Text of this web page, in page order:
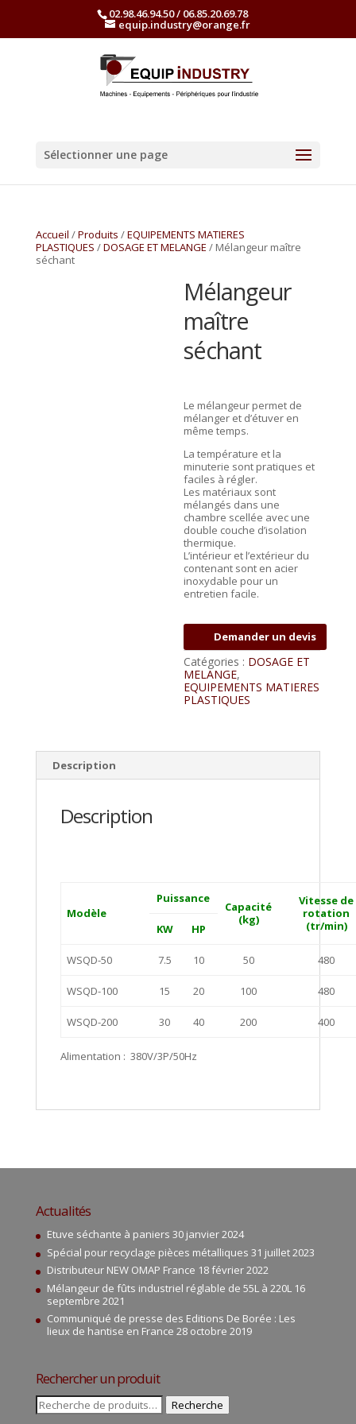
02.98.46.94.50 / 06.85.20.69.78
equip.industry@orange.fr
Sélectionner une page
Accueil /Produits /EQUIPEMENTS MATIERES
PLASTIQUES /DOSAGE ET MELANGE / Mélangeur maître
séchant
Mélangeur
maître
séchant
Le mélangeur permet de
mélanger et d’étuver en
même temps.
La température et la
minuterie sont pratiques et
faciles à régler.
Les matériaux sont
mélangés dans une
chambre scellée avec une
double couche d’isolation
thermique.
L’intérieur et l’extérieur du
contenant sont en acier
inoxydable pour un
entretien facile.
Demander un devis
Catégories : DOSAGE ET
MELANGE,
EQUIPEMENTS MATIERES
PLASTIQUES
Description
Description
Modèle
Puissance
Capacité
(kg)
Vitesse de
rotation
(tr/min)
KW HP
WSQD-50 7.5 10 50 480
WSQD-100 15 20 100 480
WSQD-200 30 40 200 400
Alimentation : 380V/3P/50Hz
Actualités
Etuve séchante à paniers 30 janvier 2024
Spécial pour recyclage pièces métalliques 31 juillet 2023
Distributeur NEW OMAP France 18 février 2022
Mélangeur de fûts industriel réglable de 55L à 220L 16
septembre 2021
Communiqué de presse des Editions De Borée : Les
lieux de hantise en France 28 octobre 2019
Rechercher un produit
Recherche
pour :
Recherche